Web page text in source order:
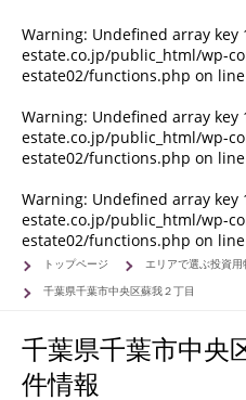
Warning: Undefined array key
estate.co.jp/public_html/wp-
estate02/functions.php on line
Warning: Undefined array key
estate.co.jp/public_html/wp-
estate02/functions.php on line
Warning: Undefined array key
estate.co.jp/public_html/wp-
estate02/functions.php on line
トップページ エリアで選ぶ投資用
千葉県千葉市中央区蘇我２丁目
千葉県千葉市中央
件情報